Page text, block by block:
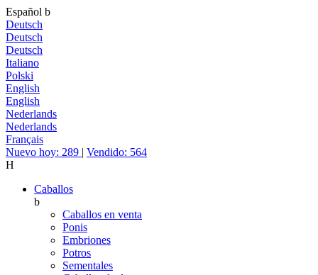
Español b
Deutsch
Deutsch
Deutsch
Italiano
Polski
English
English
Nederlands
Nederlands
Français
Nuevo hoy: 289 | Vendido: 564
H
Caballos
b
Caballos en venta
Ponis
Embriones
Potros
Sementales